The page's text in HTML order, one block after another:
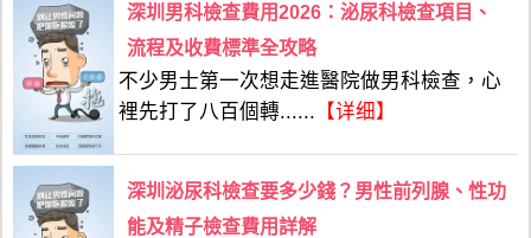
深圳男科檢查費用2026：泌尿科檢查項目、
流程及收費標準全攻略
不少男士第一次想走進醫院做男科檢查，心
裡先打了八百個轉...... 【详细】
深圳泌尿科檢查要多少錢？男性前列腺、性功
能及精子檢查費用詳解